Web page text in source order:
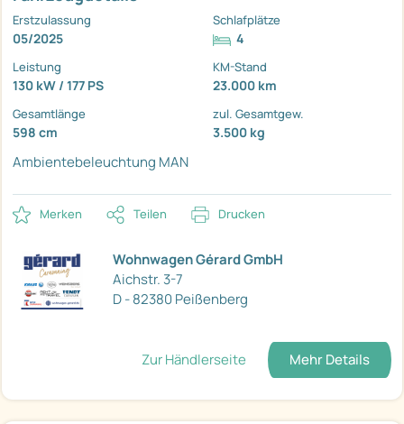
Erstzulassung
05/2025
Schlafplätze
4
Leistung
130 kW / 177 PS
KM-Stand
23.000 km
Gesamtlänge
598 cm
zul. Gesamtgew.
3.500 kg
Ambientebeleuchtung MAN
Merken Teilen Drucken
Wohnwagen Gérard GmbH
Aichstr. 3-7
D - 82380 Peißenberg
Zur Händlerseite Mehr Details